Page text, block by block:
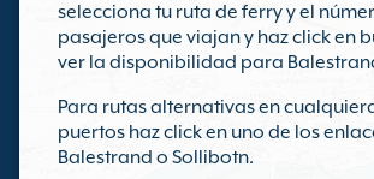
selecciona tu ruta de ferry y el
pasajeros que viajan y haz click en
ver la disponibilidad para
Para rutas alternativas en
puertos haz click en uno de los
Balestrand o Sollibotn.